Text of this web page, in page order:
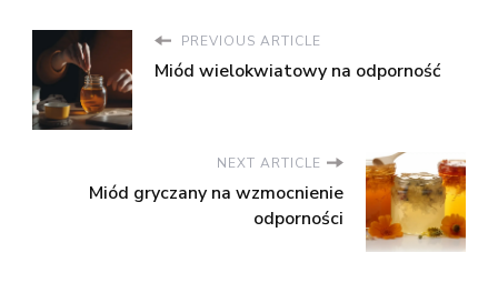
PREVIOUS ARTICLE
Miód wielokwiatowy na odporność
NEXT ARTICLE
Miód gryczany na wzmocnienie
odporności